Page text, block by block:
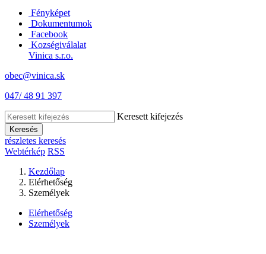
Fényképet
Dokumentumok
Facebook
Kozségiválalat
Vinica s.r.o.
obec@vinica.sk
047/ 48 91 397
Keresett kifejezés
Keresés
részletes keresés
Webtérkép RSS
Kezdőlap
Elérhetőség
Személyek
Elérhetőség
Személyek